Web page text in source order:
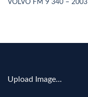
VOLVO FM 9 340 – 2003
Upload Image...